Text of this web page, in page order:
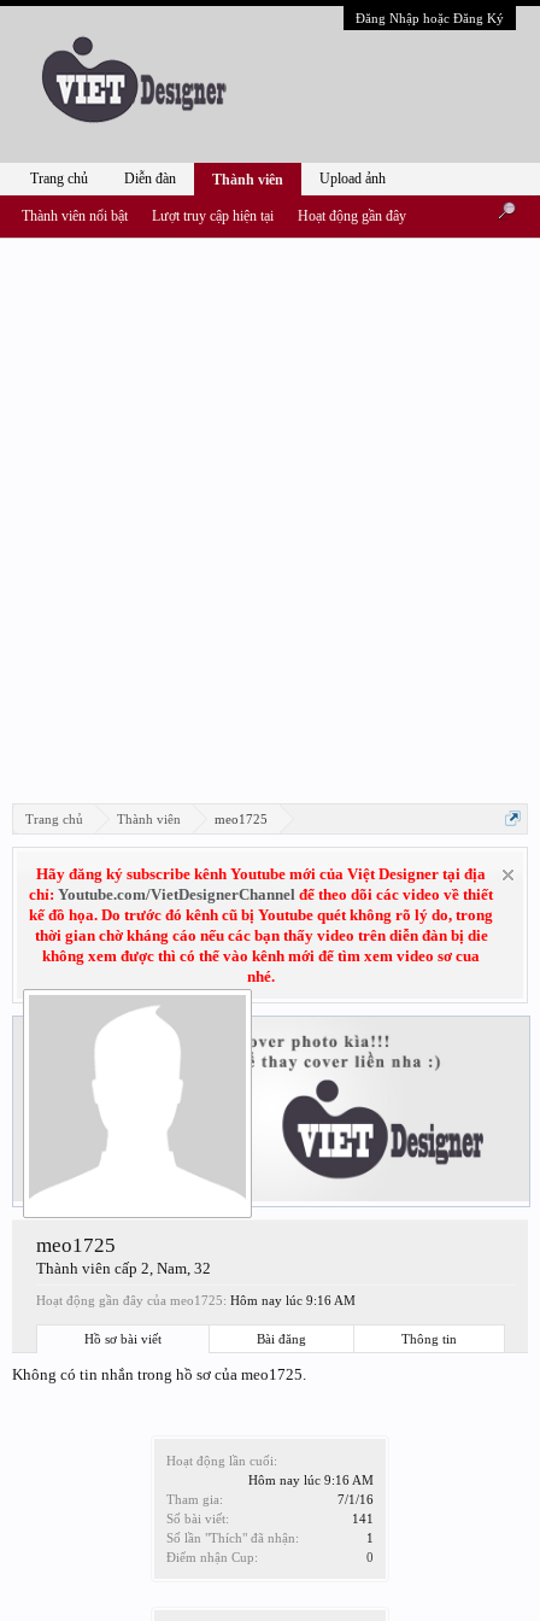
Đăng Nhập hoặc Đăng Ký
Trang chủ Thành viên meo1725
Hãy đăng ký subscribe kênh Youtube mới của Việt Designer tại địa
chỉ: Youtube.com/VietDesignerChannel để theo dõi các video về thiết
kế đồ họa. Do trước đó kênh cũ bị Youtube quét không rõ lý do, trong
thời gian chờ kháng cáo nếu các bạn thấy video trên diễn đàn bị die
không xem được thì có thể vào kênh mới để tìm xem video sơ cua
nhé.
Hoạt động lần cuối:
Hôm nay lúc 9:16 AM
Tham gia:
7/1/16
Số bài viết:
141
Số lần "Thích" đã nhận:
1
Điểm nhận Cup:
0
meo1725
Thành viên cấp 2, Nam, 32
Hoạt động gần đây của meo1725: Hôm nay lúc 9:16 AM
Hồ sơ bài viết Bài đăng Thông tin
Không có tin nhắn trong hồ sơ của meo1725.
Trang chủ Diễn đàn Thành viên
Thành viên nổi bật Lượt truy cập hiện tại Hoạt động gần đây
Upload ảnh